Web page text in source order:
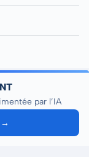
par l’IA
→